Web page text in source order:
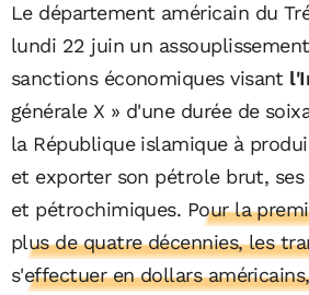
Le département américain du
lundi 22 juin un
sanctions économiques visant
générale X » d'une durée de
la République islamique à
et exporter son pétrole brut,
et pétrochimiques. Pour la
plus de quatre décennies, les
s'effectuer en dollars